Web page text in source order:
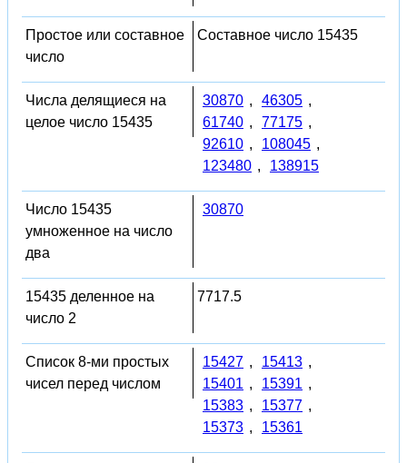
Простое или составное
число
Составное число 15435
Числа делящиеся на
целое число 15435
30870 , 46305 ,
61740 , 77175 ,
92610 , 108045 ,
123480 , 138915
Число 15435
умноженное на число
два
30870
15435 деленное на
число 2
7717.5
Список 8-ми простых
чисел перед числом
15427 , 15413 ,
15401 , 15391 ,
15383 , 15377 ,
15373 , 15361